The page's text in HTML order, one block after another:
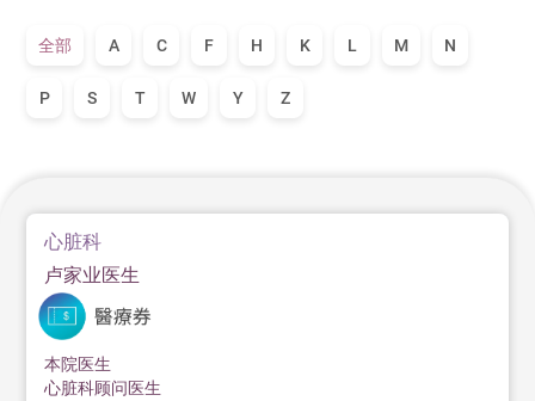
全部 A C F H K L M N
P S T W Y Z
心脏科
卢家业医生
本院医生
心脏科顾问医生